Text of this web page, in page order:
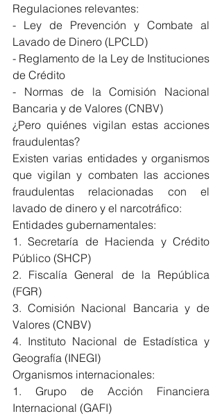
Regulaciones relevantes:
- Ley de Prevención y Combate al
Lavado de Dinero (LPCLD)
- Reglamento de la Ley de Instituciones
de Crédito
- Normas de la Comisión Nacional
Bancaria y de Valores (CNBV)
¿Pero quiénes vigilan estas acciones
fraudulentas?
Existen varias entidades y organismos
que vigilan y combaten las acciones
fraudulentas relacionadas con el
lavado de dinero y el narcotráfico:
Entidades gubernamentales:
1. Secretaría de Hacienda y Crédito
Público (SHCP)
2. Fiscalía General de la República
(FGR)
3. Comisión Nacional Bancaria y de
Valores (CNBV)
4. Instituto Nacional de Estadística y
Geografía (INEGI)
Organismos internacionales:
1. Grupo de Acción Financiera
Internacional (GAFI)